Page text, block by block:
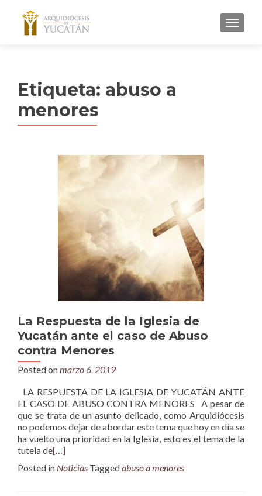
MENU
Etiqueta: abuso a
menores
La Respuesta de la Iglesia de
Yucatán ante el caso de Abuso
contra Menores
Posted onmarzo 6, 2019
LA RESPUESTA DE LA IGLESIA DE YUCATÁN ANTE
EL CASO DE ABUSO CONTRA MENORES A pesar de
que se trata de un asunto delicado, como Arquidiócesis
no podemos dejar de abordar este tema que hoy en día se
ha vuelto una prioridad en la Iglesia, esto es el tema de la
tutela de[…]
Posted in Noticias Taggedabuso a menores